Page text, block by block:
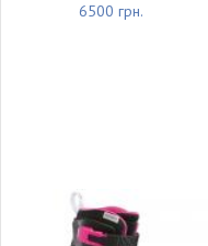
6500 грн.